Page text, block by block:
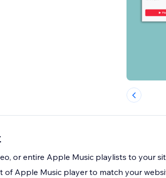
or entire Apple Music playlists to your
Apple Music player to match your